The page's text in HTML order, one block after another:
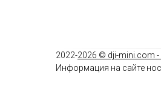
2022-2026 © dji-mini.com -
Информация на сайте